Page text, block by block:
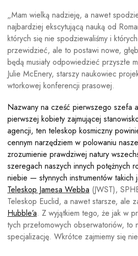
„Mam wielką nadzieję, a nawet
najbardziej ekscytującą nauką od
których się nie spodziewaliśmy i
przewidzieć, ale to postawi nowe,
będą musiały odpowiedzieć przyszłe
Julie McEnery, starszy naukowiec
wtorkowej konferencji prasowej.
Nazwany na cześć pierwszego szefa
pierwszej kobiety zajmującej
agencji, ten teleskop kosmiczny
cennym narzędziem w polowaniu
zrozumienie prawdziwej natury
szeregach naszych innych potężnych
niebie — słynnych instrumentów takich
Teleskop Jamesa Webba (JWST),
Teleskop Euclid, a nawet starsze, ale
Hubble’a. Z wyjątkiem tego, że jak w
tych przełomowych obserwatoriów, to
specjalizację. Wkrótce zajmiemy się